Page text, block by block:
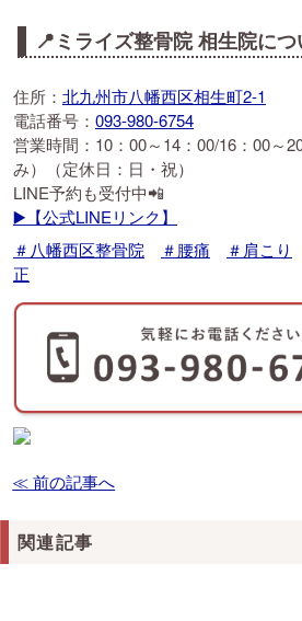
📍ミライズ整骨院 相生院につ
住所： 北九州市八幡西区相生町2-1
電話番号： 093-980-6754
営業時間：10：00～14：00/16：00～
み）（定休日：日・祝）
LINE予約も受付中📲
▶️【公式LINEリンク】
＃八幡西区整骨院
＃腰痛 ＃肩こり
正
≪ 前の記事へ
関連記事